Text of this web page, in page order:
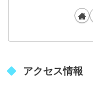
アクセス情報